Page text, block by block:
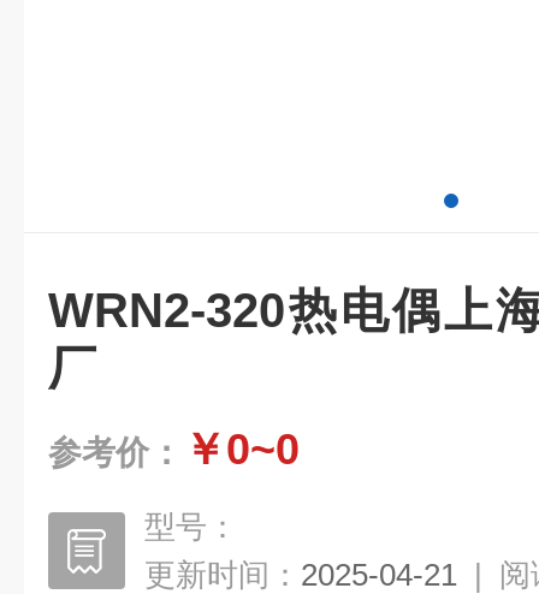
WRN2-320热电偶上
厂
参考价： ￥0~0
型号：
更新时间： 2025-04-21 | 阅